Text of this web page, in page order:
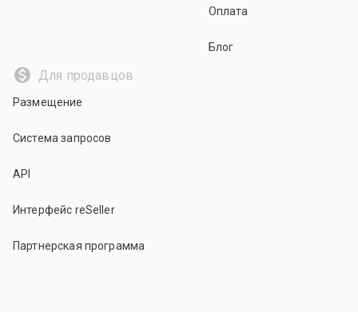
Оплата
Блог
Для продавцов
Размещение
Система запросов
API
Интерфейс reSeller
Партнерская программа